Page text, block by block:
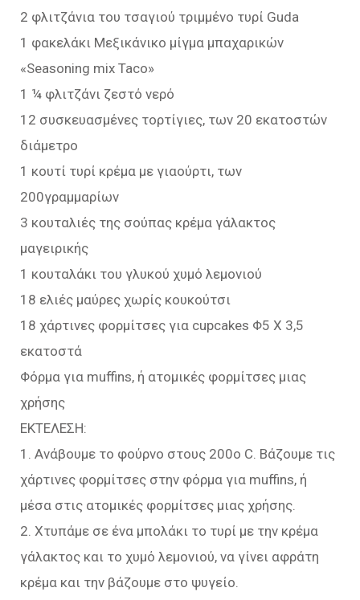
2 φλιτζάνια του τσαγιού τριμμένο τυρί Guda
1 φακελάκι Μεξικάνικο μίγμα μπαχαρικών
«Seasoning mix Taco»
1 ¼ φλιτζάνι ζεστό νερό
12 συσκευασμένες τορτίγιες, των 20 εκατοστών
διάμετρο
1 κουτί τυρί κρέμα με γιαούρτι, των
200γραμμαρίων
3 κουταλιές της σούπας κρέμα γάλακτος
μαγειρικής
1 κουταλάκι του γλυκού χυμό λεμονιού
18 ελιές μαύρες χωρίς κουκούτσι
18 χάρτινες φορμίτσες για cupcakes Φ5 Χ 3,5
εκατοστά
Φόρμα για muffins, ή ατομικές φορμίτσες μιας
χρήσης
ΕΚΤΕΛΕΣΗ:
1. Ανάβουμε το φούρνο στους 200ο C. Βάζουμε τις
χάρτινες φορμίτσες στην φόρμα για muffins, ή
μέσα στις ατομικές φορμίτσες μιας χρήσης.
2. Χτυπάμε σε ένα μπολάκι το τυρί με την κρέμα
γάλακτος και το χυμό λεμονιού, να γίνει αφράτη
κρέμα και την βάζουμε στο ψυγείο.